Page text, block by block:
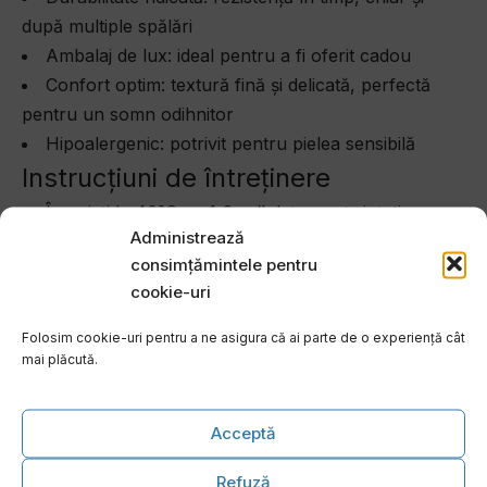
Administrează
consimțămintele pentru
cookie-uri
Folosim cookie-uri pentru a ne asigura că ai parte de o experiență cât
mai plăcută.
Acceptă
Refuză
după multiple spălări
Ambalaj de lux: ideal pentru a fi oferit cadou
Confort optim: textură fină și delicată, perfectă
pentru un somn odihnitor
Hipoalergenic: potrivit pentru pielea sensibilă
Instrucțiuni de întreținere
Înmuiați la 40°C cu 1-2 gr/l detergent sintetic
Spălare normală sau mecanică cu 4-5 gr/l
detergent sintetic
Călcare la maxim 150°C
Evitați utilizarea sodei și a clorului
Se recomandă spălarea înainte de prima utilizare
Jaquard Osela V6
Lenjeria de pat Jaquard Osela V6 combină luxul și